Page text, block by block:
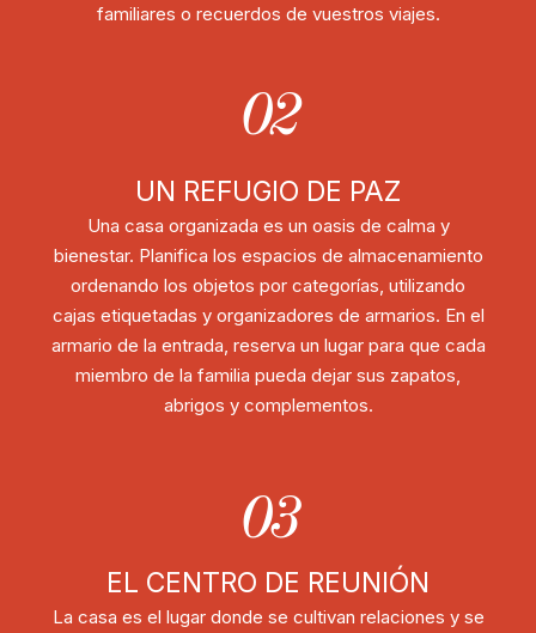
familiares o recuerdos de vuestros viajes.
02
UN REFUGIO DE PAZ
Una casa organizada es un oasis de calma y
bienestar. Planifica los espacios de almacenamiento
ordenando los objetos por categorías, utilizando
cajas etiquetadas y organizadores de armarios. En el
armario de la entrada, reserva un lugar para que cada
miembro de la familia pueda dejar sus zapatos,
abrigos y complementos.
03
EL CENTRO DE REUNIÓN
La casa es el lugar donde se cultivan relaciones y se